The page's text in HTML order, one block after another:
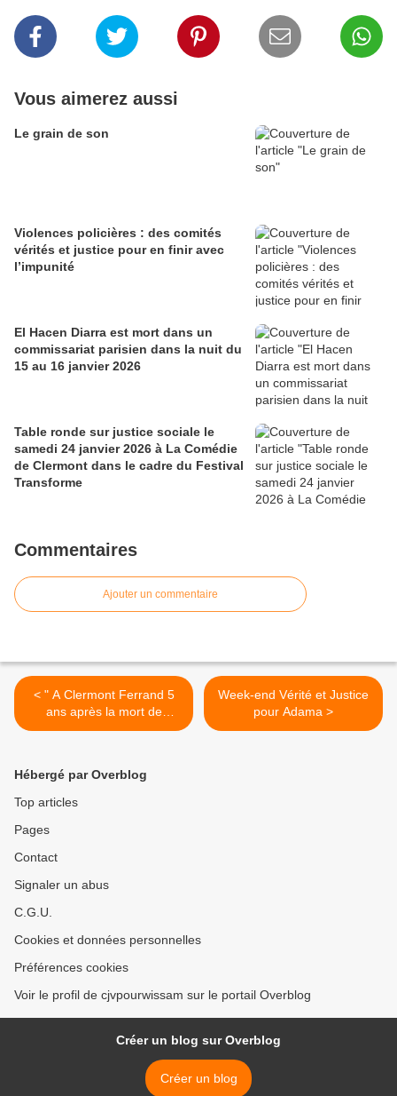
Vous aimerez aussi
Le grain de son
Violences policières : des comités
vérités et justice pour en finir avec
l’impunité
El Hacen Diarra est mort dans un
commissariat parisien dans la nuit du
15 au 16 janvier 2026
Table ronde sur justice sociale le
samedi 24 janvier 2026 à La Comédie
de Clermont dans le cadre du Festival
Transforme
Commentaires
Ajouter un commentaire
< " A Clermont Ferrand 5
ans après la mort de
Wissam, la solidarité reste
Week-end Vérité et Justice
pour Adama >
Hébergé par Overblog
Top articles
Pages
Contact
Signaler un abus
C.G.U.
Cookies et données personnelles
Préférences cookies
Voir le profil de cjvpourwissam sur le portail Overblog
Créer un blog sur Overblog
Créer un blog